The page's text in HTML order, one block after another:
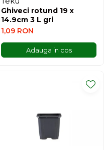
Ghiveci rotund 19 x
14.9cm 3 L gri
1,09 RON
Adauga in cos